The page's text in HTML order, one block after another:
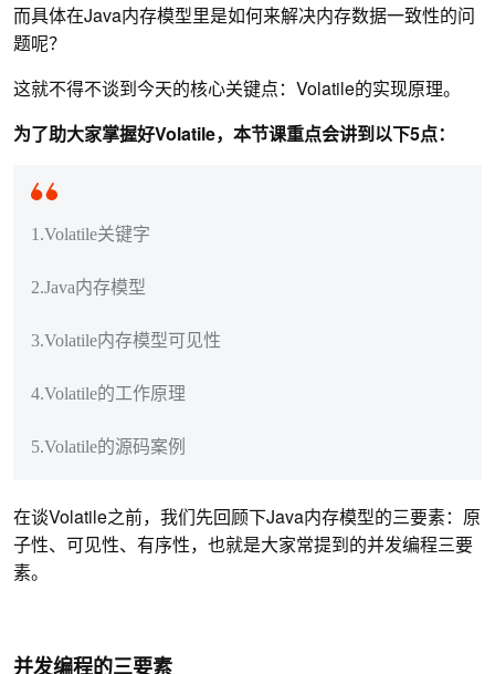
而具体在Java内存模型里是如何来解决内存数据一致性的问
题呢？
这就不得不谈到今天的核心关键点：Volatile的实现原理。
为了助大家掌握好Volatile，本节课重点会讲到以下5点：
1.Volatile关键字
2.Java内存模型
3.Volatile内存模型可见性
4.Volatile的工作原理
5.Volatile的源码案例
在谈Volatile之前，我们先回顾下Java内存模型的三要素：原
子性、可见性、有序性，也就是大家常提到的并发编程三要
素。
并发编程的三要素